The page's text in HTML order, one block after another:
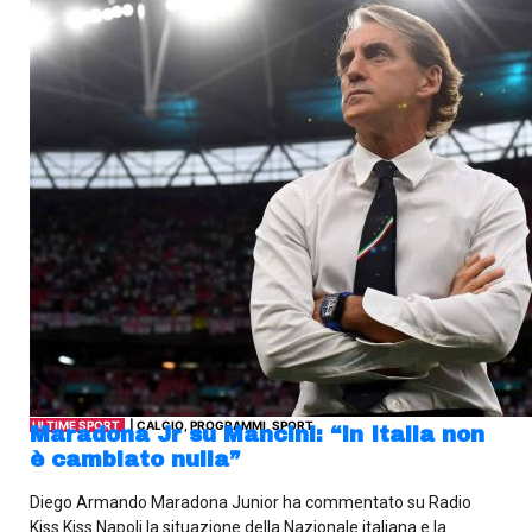
ULTIME SPORT | CALCIO, PROGRAMMI, SPORT
Maradona Jr su Mancini: “In Italia non
è cambiato nulla”
Diego Armando Maradona Junior ha commentato su Radio
Kiss Kiss Napoli la situazione della Nazionale italiana e la